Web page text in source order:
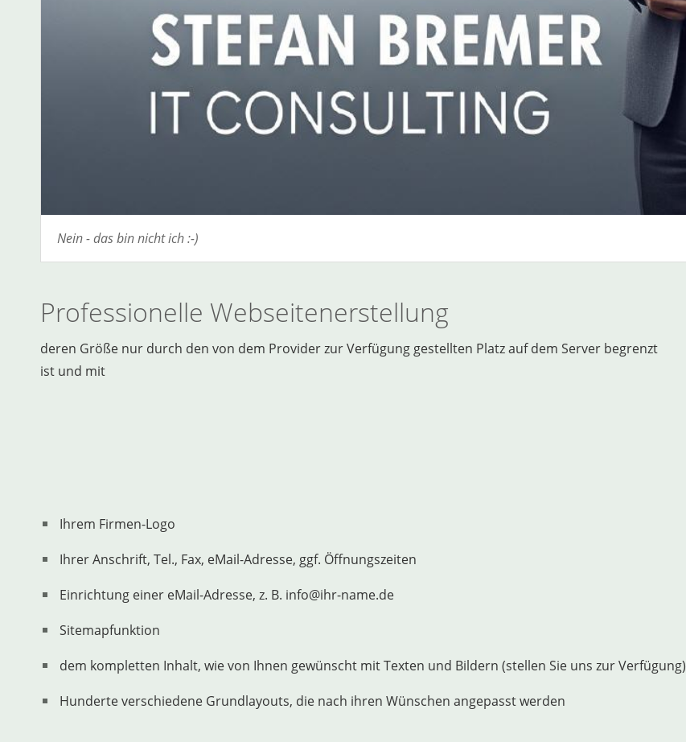
Nein - das bin nicht ich :-)
Professionelle Webseitenerstellung
deren Größe nur durch den von dem Provider zur Verfügung gestellten Platz auf dem Server begrenzt
ist und mit
Ihrem Firmen-Logo
Ihrer Anschrift, Tel., Fax, eMail-Adresse, ggf. Öffnungszeiten
Einrichtung einer eMail-Adresse, z. B. info@ihr-name.de
Sitemapfunktion
dem kompletten Inhalt, wie von Ihnen gewünscht mit Texten und Bildern (stellen Sie uns zur Verfügung)
Hunderte verschiedene Grundlayouts, die nach ihren Wünschen angepasst werden